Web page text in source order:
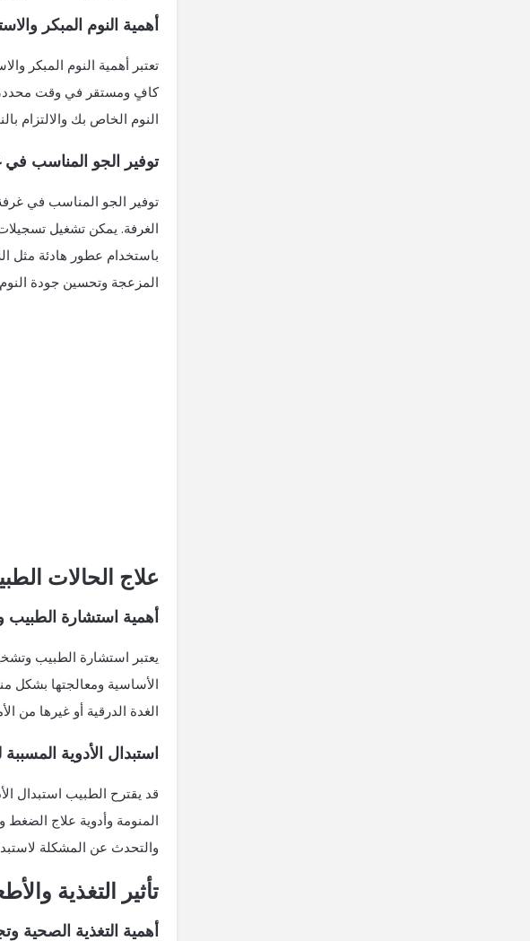
أهمية النوم المبكر
تعتبر أهمية النوم المبكر
كافٍ ومستقر في وقت محدد،
النوم الخاص بك والالتزام
توفير الجو المناسب في
توفير الجو المناسب في
الغرفة. يمكن تشغيل
باستخدام عطور هادئة مثل
المزعجة وتحسين جودة
علاج الحالات
أهمية استشارة
يعتبر استشارة الطبيب
الأساسية ومعالجتها بشكل
الغدة الدرقية أو غيرها من
استبدال الأدوية
قد يقترح الطبيب استبدال
المنومة وأدوية علاج الضغط
والتحدث عن المشكلة
تأثير التغذية
أهمية التغذية الصحية